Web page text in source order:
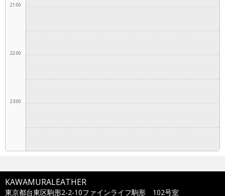
21:00
22:00
23:00
KAWAMURALEATHER
東京都台東区駒形2-2-10ファインライフ駒形 102号室